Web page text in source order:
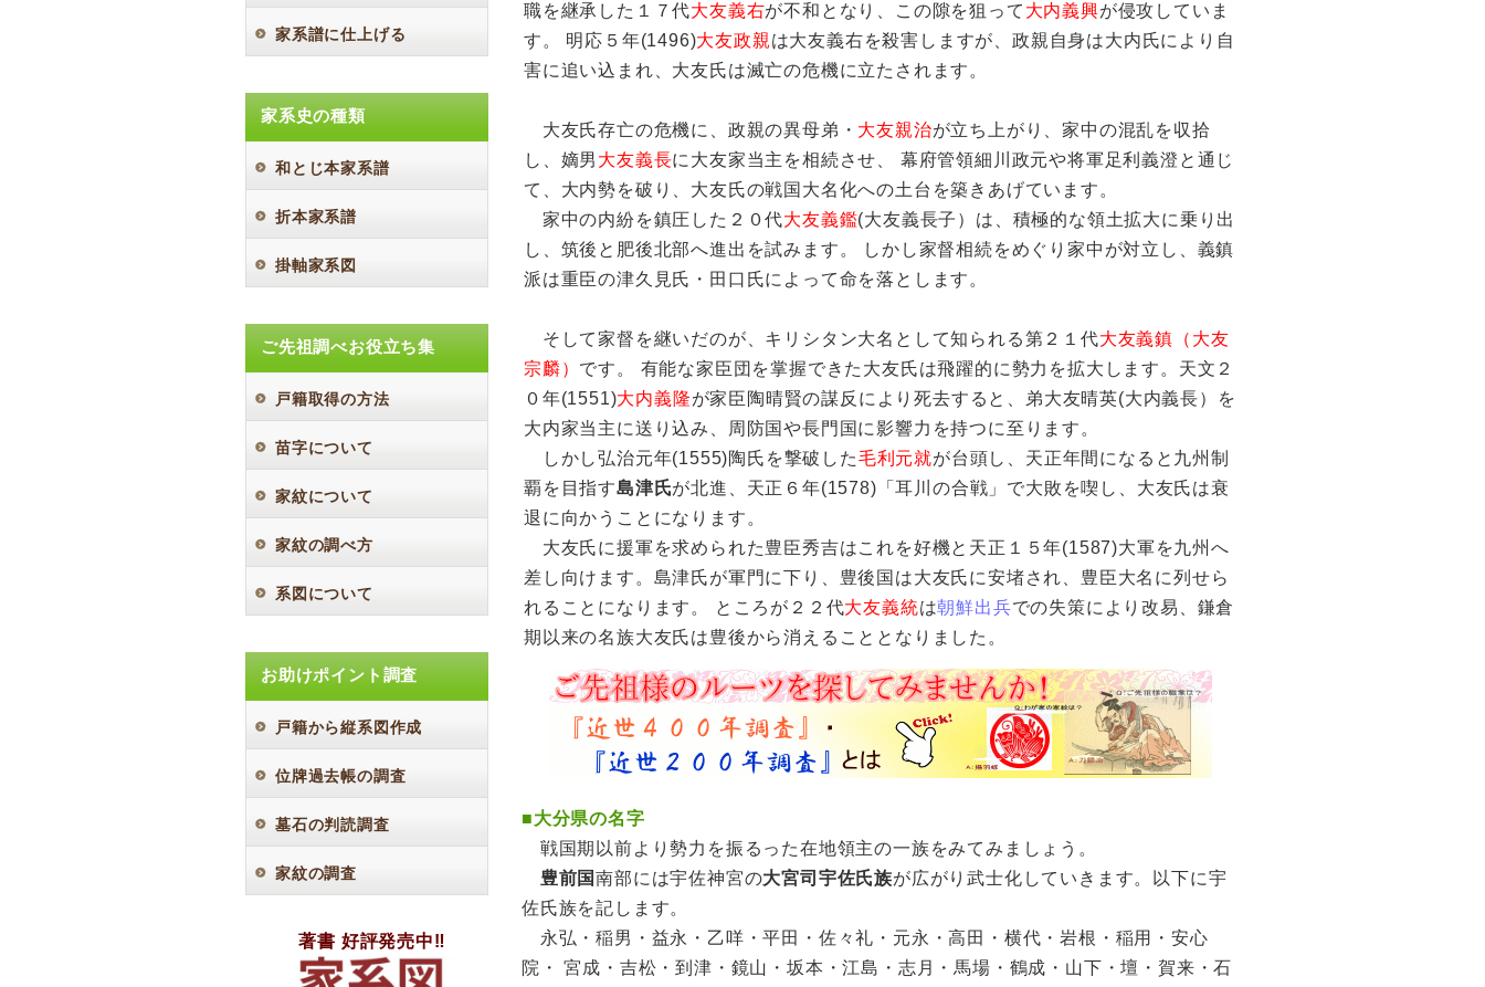
職を継承した１７代大友義右が不和となり、この隙を狙って 大内義興が侵攻していま
す。 明応５年(1496)大友政親は大友義右を殺害しますが、政親自身は大内氏により自
害に追い込まれ、大友氏は滅亡の危機に立たされます。
大友氏存亡の危機に、政親の異母弟・ 大友親治が立ち上がり、家中の混乱を収拾
し、嫡男 大友義長に大友家当主を相続させ、 幕府管領細川政元や将軍足利義澄と通じ
て、大内勢を破り、大友氏の戦国大名化への土台を築きあげています。
家中の内紛を鎮圧した２０代大友義鑑(大友義長子）は、積極的な領土拡大に乗り出
し、筑後と肥後北部へ進出を試みます。 しかし家督相続をめぐり家中が対立し、義鎮
派は重臣の津久見氏・田口氏によって命を落とします。
そして家督を継いだのが、キリシタン大名として知られる第２１代大友義鎮（大友
宗麟） です。 有能な家臣団を掌握できた大友氏は飛躍的に勢力を拡大します。天文２
０年(1551)大内義隆が家臣陶晴賢の謀反により死去すると、弟大友晴英(大内義長）を
大内家当主に送り込み、周防国や長門国に影響力を持つに至ります。
しかし弘治元年(1555)陶氏を撃破した毛利元就が台頭し、天正年間になると九州制
覇を目指す島津氏が北進、天正６年(1578)「耳川の合戦」で大敗を喫し、大友氏は衰
退に向かうことになります。
大友氏に援軍を求められた豊臣秀吉はこれを好機と天正１５年(1587)大軍を九州へ
差し向けます。島津氏が軍門に下り、豊後国は大友氏に安堵され、豊臣大名に列せら
れることになります。 ところが２２代大友義統は朝鮮出兵での失策により改易、鎌倉
期以来の名族大友氏は豊後から消えることとなりました。
■大分県の名字
戦国期以前より勢力を振るった在地領主の一族をみてみましょう。
豊前国南部には宇佐神宮の大宮司宇佐氏族が広がり武士化していきます。以下に宇
佐氏族を記します。
永弘・稲男・益永・乙咩・平田・佐々礼・元永・高田・横代・岩根・稲用・安心
院・ 宮成・吉松・到津・鏡山・坂本・江島・志月・馬場・鶴成・山下・壇・賀来・石
家系譜に仕上げる
家系史の種類
和とじ本家系譜
折本家系譜
掛軸家系図
ご先祖調べお役立ち集
戸籍取得の方法
苗字について
家紋について
家紋の調べ方
系図について
お助けポイント調査
戸籍から縦系図作成
位牌過去帳の調査
墓石の判読調査
家紋の調査
著書 好評発売中‼